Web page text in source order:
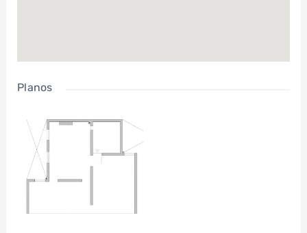
Planos